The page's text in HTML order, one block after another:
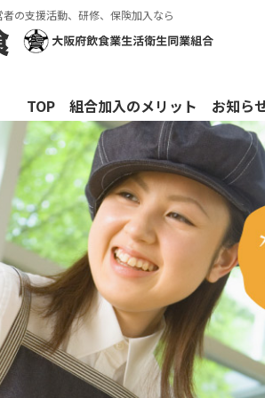
の支援活動、研修、保険加入なら
TOP 組合加入のメリット お知ら